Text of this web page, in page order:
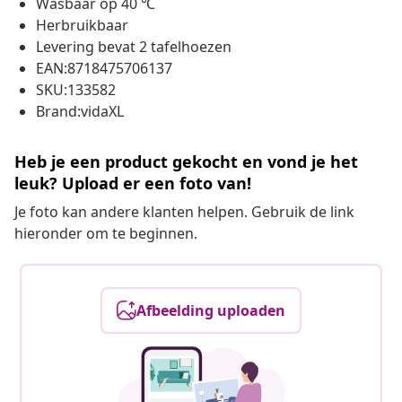
Herbruikbaar
Levering bevat 2 tafelhoezen
EAN:8718475706137
SKU:133582
Brand:vidaXL
Heb je een product gekocht en vond je het
leuk? Upload er een foto van!
Je foto kan andere klanten helpen. Gebruik de link
hieronder om te beginnen.
Afbeelding uploaden